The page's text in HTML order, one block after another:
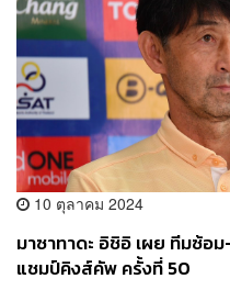
10 ตุลาคม 2024
มาซาทาดะ อิชิอิ เผย ทีมซ้อ
แชมป์คิงส์คัพ ครั้งที่ 50